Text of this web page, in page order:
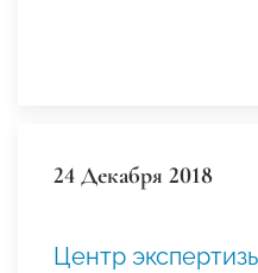
24 Декабря 2018
Центр